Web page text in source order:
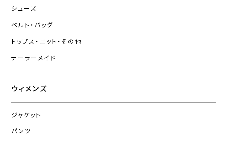
シューズ
ベルト・バッグ
トップス・ニット・その他
テーラーメイド
ウィメンズ
ジャケット
パンツ